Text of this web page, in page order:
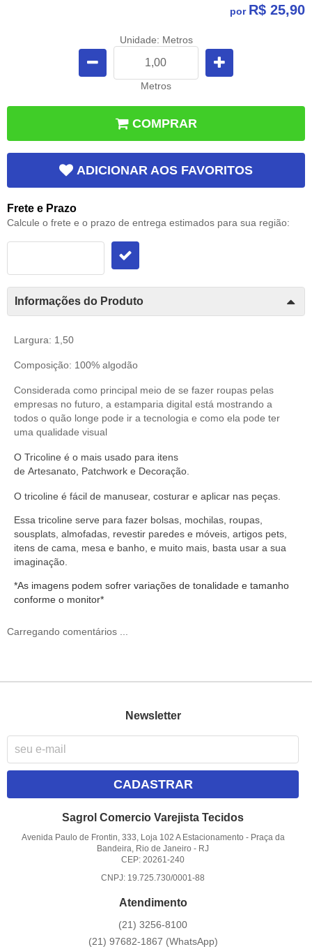
por R$ 25,90
Unidade: Metros
Metros
COMPRAR
ADICIONAR AOS FAVORITOS
Frete e Prazo
Calcule o frete e o prazo de entrega estimados para sua região:
Informações do Produto
Largura: 1,50
Composição: 100% algodão
Considerada como principal meio de se fazer roupas pelas
empresas no futuro, a estamparia digital está mostrando a
todos o quão longe pode ir a tecnologia e como ela pode ter
uma qualidade visual
O Tricoline é o mais usado para itens
de Artesanato Patchwork e Decoração
O tricoline é fácil de manusear, costurar e aplicar nas peças.
Essa tricoline serve para fazer bolsas, mochilas, roupas,
sousplats, almofadas, revestir paredes e móveis, artigos pets,
itens de cama, mesa e banho, e muito mais, basta usar a sua
imaginação.
*As imagens podem sofrer variações de tonalidade e tamanho
conforme o monitor*
Carregando comentários ...
Newsletter
CADASTRAR
Sagrol Comercio Varejista Tecidos
Avenida Paulo de Frontin, 333, Loja 102 A Estacionamento - Praça da
Bandeira, Rio de Janeiro - RJ
CEP: 20261-240
CNPJ: 19.725.730/0001-88
Atendimento
(21) 3256-8100
(21) 97682-1867 (WhatsApp)